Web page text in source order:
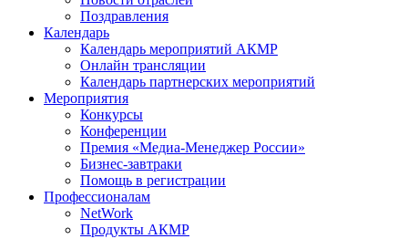
Поздравления
Календарь
Календарь мероприятий АКМР
Онлайн трансляции
Календарь партнерских мероприятий
Мероприятия
Конкурсы
Конференции
Премия «Медиа-Менеджер России»
Бизнес-завтраки
Помощь в регистрации
Профессионалам
NetWork
Продукты АКМР